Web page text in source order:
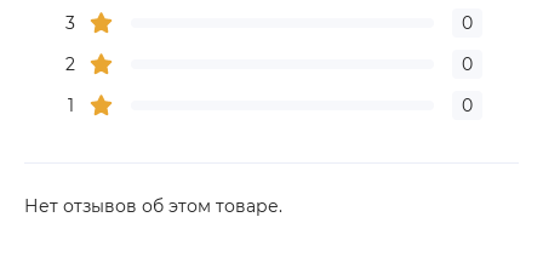
3
0
2
0
1
0
Нет отзывов об этом товаре.